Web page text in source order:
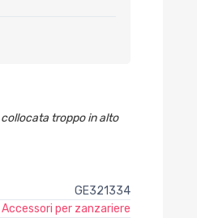
troppo in alto
GE321334
Accessori per zanzariere